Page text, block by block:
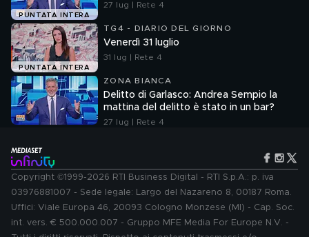
PUNTATA INTERA
27 lug | Rete 4
PUNTATA INTERA
TG4 - DIARIO DEL GIORNO
Venerdì 31 luglio
31 lug | Rete 4
ZONA BIANCA
Delitto di Garlasco: Andrea Sempio la
mattina del delitto è stato in un bar?
27 lug | Rete 4
Copyright ©1999-2026 RTI Business Digital - RTI S.p.A.: p. iva
03976881007 - Sede legale: Largo del Nazareno 8, 00187 Roma.
Uffici: Viale Europa 46, 20093 Cologno Monzese (MI) - Cap. Soc.
int. vers. € 500.000.007 - Gruppo MFE Media For Europe N.V. -